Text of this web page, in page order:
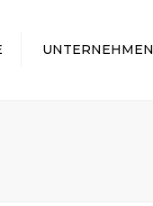
UNTERNEHMEN